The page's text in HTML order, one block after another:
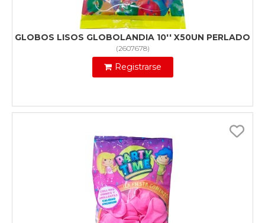
GLOBOS LISOS GLOBOLANDIA 10'' X50UN PERLADO
(2607678)
Registrarse